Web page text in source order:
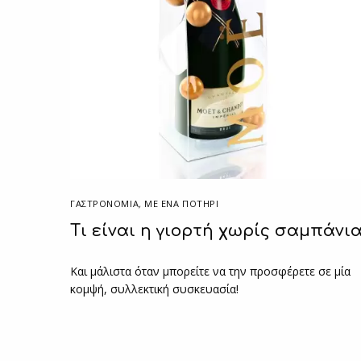
ΓΑΣΤΡΟΝΟΜΙΑ, ΜΕ ΈΝΑ ΠΟΤΉΡΙ
Tι είναι η γιορτή χωρίς
Και μάλιστα όταν μπορείτε να την προσφέρετε σε μία
κομψή, συλλεκτική συσκευασία!